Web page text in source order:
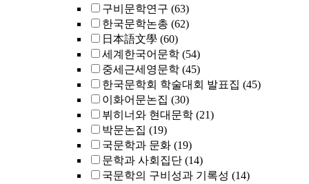
구비문학연구 (63)
한국문학논총 (62)
日本語文學 (60)
세계한국어문학 (54)
중세근세영문학 (45)
한국문학회 학술대회 발표집 (45)
이화어문논집 (30)
뷔히너와 현대문학 (21)
박문논집 (19)
국문학과 문화 (19)
문학과 사회집단 (14)
국문학의 구비성과 기록성 (14)